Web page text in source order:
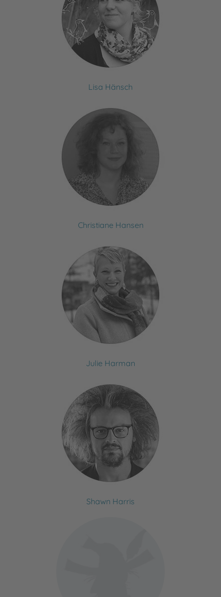
Lisa Hänsch
Christiane Hansen
Julie Harman
Shawn Harris